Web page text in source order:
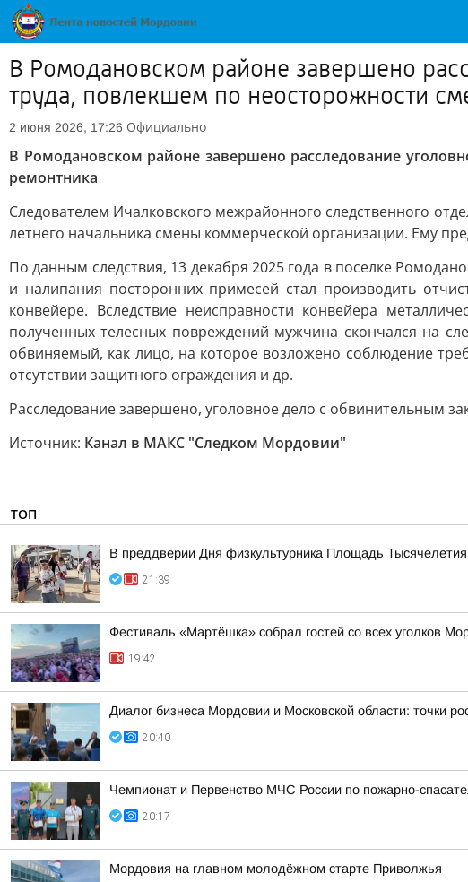
В Ромодановском районе завершено
труда, повлекшем по неосторожности
2 июня 2026, 17:26 Официально
В Ромодановском районе завершено расследование
ремонтника
Следователем Ичалковского межрайонного следственного
летнего начальника смены коммерческой организации. Ему
По данным следствия, 13 декабря 2025 года в поселке
и налипания посторонних примесей стал производить
конвейере. Вследствие неисправности конвейера
полученных телесных повреждений мужчина скончался на
обвиняемый, как лицо, на которое возложено соблюдение
отсутствии защитного ограждения и др.
Расследование завершено, уголовное дело с обвинительным
Источник: Канал в МАКС "Следком Мордовии"
ТОП
В преддверии Дня физкультурника Площадь Тысячелетия
21:39
Фестиваль «Мартёшка» собрал гостей со всех уголков
19:42
Диалог бизнеса Мордовии и Московской области: точки
20:40
Чемпионат и Первенство МЧС России по пожарно-
20:17
Мордовия на главном молодёжном старте Приволжья